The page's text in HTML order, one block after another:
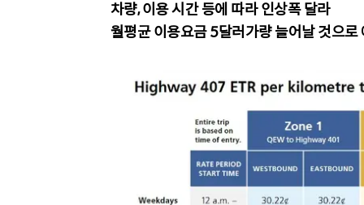
차량, 이용 시간 등에 따라 인상폭 달라
월평균 이용요금 5달러가량 늘어날 것으로